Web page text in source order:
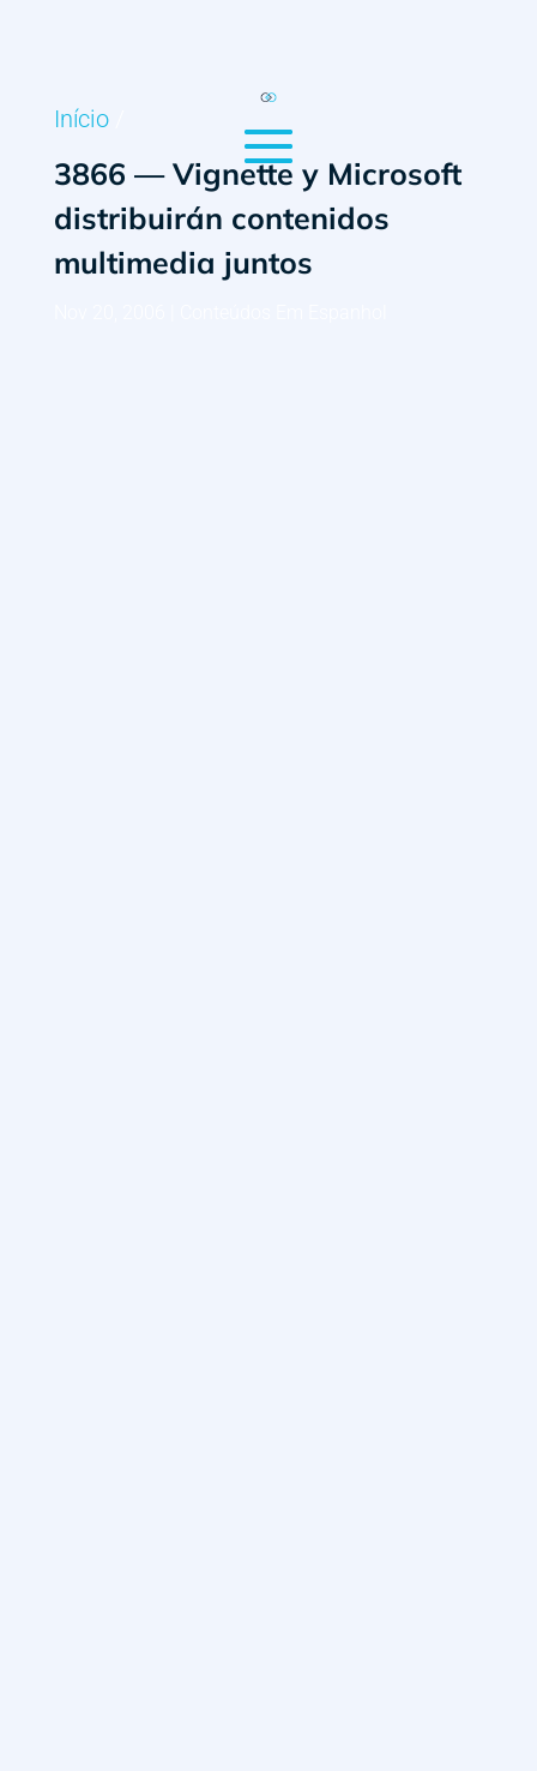
Início
3866 — Vignette y Microsoft
distribuirán contenidos
multimedia juntos